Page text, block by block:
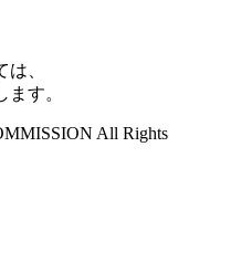
、
す。
All Rights